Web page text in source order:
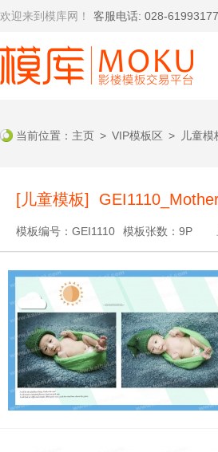
欢迎来到模库网！ 客服电话: 028-61993177
当前位置： 主页 > VIP模板区 > 儿童模
[儿童模板]
模板编号：GEI1110 模板张数：9P